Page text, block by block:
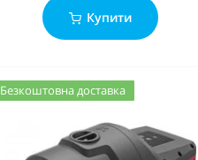
Купити
Безкоштовна доставка